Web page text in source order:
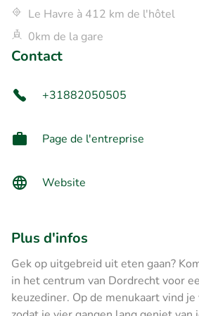
Le Havre à 412 km de l'hôtel
0km de la gare
Contact
+31882050505
Page de l'entreprise
Website
Plus d'infos
Gek op uitgebreid uit eten gaan?
in het centrum van Dordrecht voor
keuzediner. Op de menukaart vind